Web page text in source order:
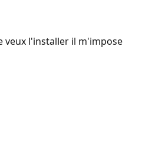
veux l'installer il m'impose